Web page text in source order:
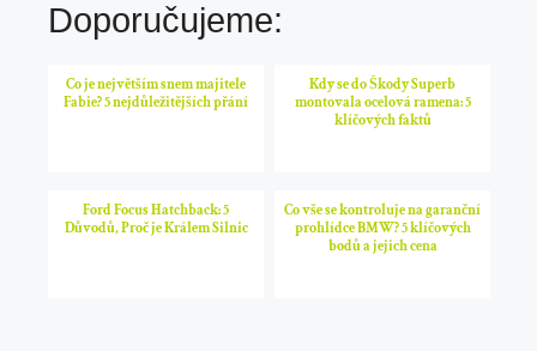
Doporučujeme:
Co je největším snem majitele
Fabie? 5 nejdůležitějších přání
Kdy se do Škody Superb
montovala ocelová ramena: 5
klíčových faktů
Ford Focus Hatchback: 5
Důvodů, Proč je Králem Silnic
Co vše se kontroluje na garanční
prohlídce BMW? 5 klíčových
bodů a jejich cena